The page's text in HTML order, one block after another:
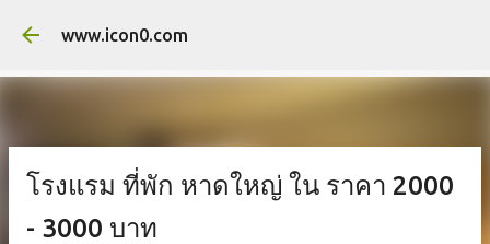
www.icon0.com
โรงแรม ที่พัก หาดใหญ่ ใน ราคา 2000
- 3000 บาท